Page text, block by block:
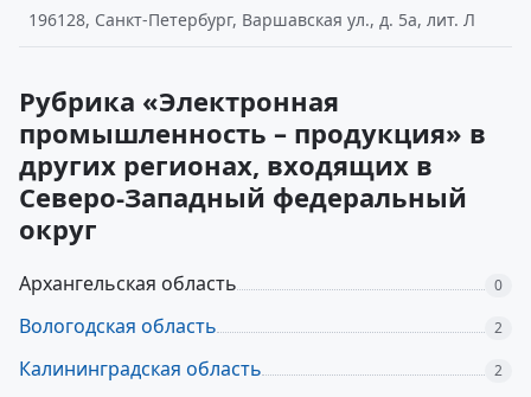
196128, Санкт-Петербург, Варшавская ул., д. 5а, лит. Л
Рубрика «Электронная
промышленность – продукция» в
других регионах, входящих в
Северо-Западный федеральный
округ
Архангельская область 0
Вологодская область 2
Калининградская область 2